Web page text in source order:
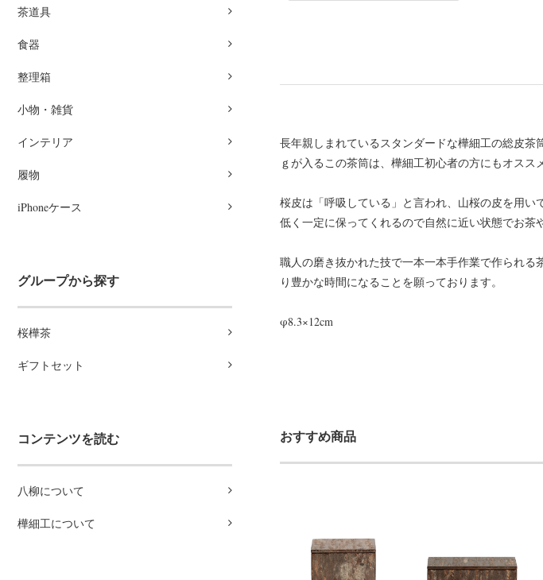
茶道具
食器
整理箱
小物・雑貨
インテリア
履物
iPhoneケース
グループから探す
桜樺茶
ギフトセット
コンテンツを読む
八柳について
樺細工について
長年親しまれているスタンダードな樺細工の総皮
ｇが入るこの茶筒は、樺細工初心者の方にもオスス
桜皮は「呼吸している」と言われ、山桜の皮を用
低く一定に保ってくれるので自然に近い状態でお茶
職人の磨き抜かれた技で一本一本手作業で作られ
り豊かな時間になることを願っております。
φ8.3×12cm
おすすめ商品